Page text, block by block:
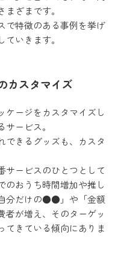
ざまです。
で特徴のある事例を挙げ
いきます。
カスタマイズ
ケージをカスタマイズし
ービス。
できるグッズも、カスタ
サービスのひとつとして
のおうち時間増加や推し
分だけの●●」や「金額
者が増え、そのターゲッ
てきている傾向にありま